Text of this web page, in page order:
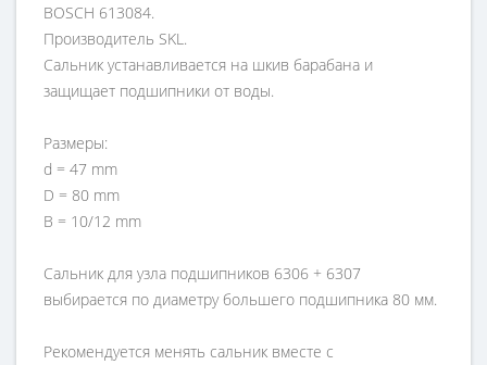
BOSCH 613084.
Производитель SKL.
Сальник устанавливается на шкив барабана и
защищает подшипники от воды.
Размеры:
d = 47 mm
D = 80 mm
B = 10/12 mm
Сальник для узла подшипников 6306 + 6307
выбирается по диаметру большего подшипника 80 мм.
Рекомендуется менять сальник вместе с